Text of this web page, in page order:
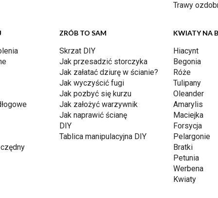
Trawy
ZRÓB TO SAM
Skrzat DIY
Jak przesadzić storczyka
Jak załatać dziurę w ścianie?
Jak wyczyścić fugi
Jak pozbyć się kurzu
Jak założyć warzywnik
Jak naprawić ścianę
DIY
Tablica manipulacyjna DIY
KWIATY NA
Hiacynt
Begonia
Róże
Tulipany
Oleander
Amarylis
Maciejka
Forsycja
Pelargonie
Bratki
Petunia
Werbena
Kwiaty